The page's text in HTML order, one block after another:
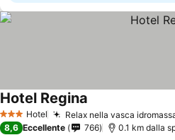
3 StelleHotel Relax nella vasca
Hotel Regina
8,6 Eccellente 766 0.1 km dalla